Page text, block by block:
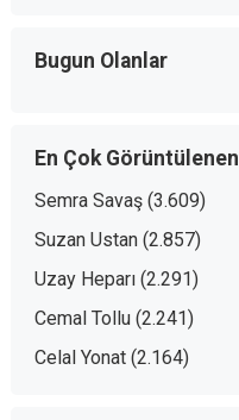
Bugun Olanlar
En Çok Görüntülenen
Semra Savaş (3.609)
Suzan Ustan (2.857)
Uzay Heparı (2.291)
Cemal Tollu (2.241)
Celal Yonat (2.164)